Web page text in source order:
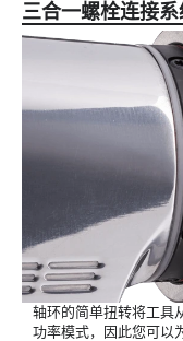
三合一螺栓连接系
轴环的简单扭转将工具
功率模式，因此您可以